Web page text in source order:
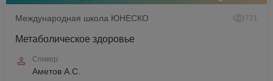
Международная школа ЮНЕСКО 721
Метаболическое здоровье
Спикер
Аметов А.С.